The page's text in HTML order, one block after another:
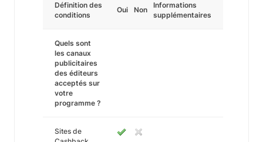
Définition des
conditions
Oui Non
Informations
supplémentaires
Quels sont
les canaux
publicitaires
des éditeurs
acceptés sur
votre
programme ?
Sites de